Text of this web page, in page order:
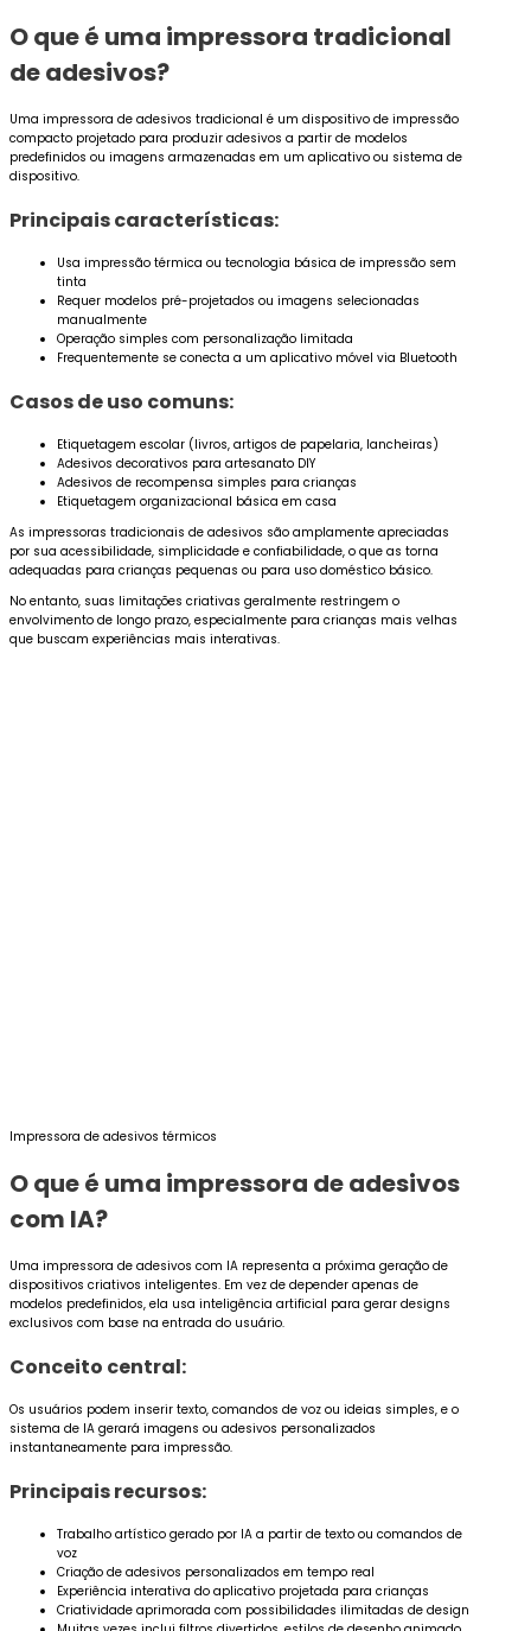
O que é uma impressora tradicional
de adesivos?
Uma impressora de adesivos tradicional é um dispositivo de impressão
compacto projetado para produzir adesivos a partir de modelos
predefinidos ou imagens armazenadas em um aplicativo ou sistema de
dispositivo.
Principais características:
Usa impressão térmica ou tecnologia básica de impressão sem
tinta
Requer modelos pré-projetados ou imagens selecionadas
manualmente
Operação simples com personalização limitada
Frequentemente se conecta a um aplicativo móvel via Bluetooth
Casos de uso comuns:
Etiquetagem escolar (livros, artigos de papelaria, lancheiras)
Adesivos decorativos para artesanato DIY
Adesivos de recompensa simples para crianças
Etiquetagem organizacional básica em casa
As impressoras tradicionais de adesivos são amplamente apreciadas
por sua acessibilidade, simplicidade e confiabilidade, o que as torna
adequadas para crianças pequenas ou para uso doméstico básico.
No entanto, suas limitações criativas geralmente restringem o
envolvimento de longo prazo, especialmente para crianças mais velhas
que buscam experiências mais interativas.
Impressora de adesivos térmicos
O que é uma impressora de adesivos
com IA?
Uma impressora de adesivos com IA representa a próxima geração de
dispositivos criativos inteligentes. Em vez de depender apenas de
modelos predefinidos, ela usa inteligência artificial para gerar designs
exclusivos com base na entrada do usuário.
Conceito central:
Os usuários podem inserir texto, comandos de voz ou ideias simples, e o
sistema de IA gerará imagens ou adesivos personalizados
instantaneamente para impressão.
Principais recursos:
Trabalho artístico gerado por IA a partir de texto ou comandos de
voz
Criação de adesivos personalizados em tempo real
Experiência interativa do aplicativo projetada para crianças
Criatividade aprimorada com possibilidades ilimitadas de design